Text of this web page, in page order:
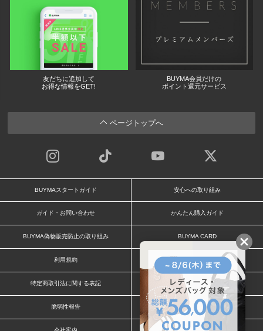
友だちに追加して
お得な情報をGET!
BUYMA会員だけの
ポイント還元サービス
ページトップへ
BUYMAスタートガイド 安心への取り組み
ガイド・お問い合わせ かんたん購入ガイド
BUYMA偽物販売防止の取り組み BUYMA CARD
利用規約 プライバシー
特定商取引法に関する表記 お客様情報の外部送信について
脆弱性報告 お知らせ(PCサイト)